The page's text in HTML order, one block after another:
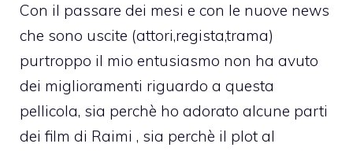
Con il passare dei mesi e con le nuove news
che sono uscite (attori,regista,trama)
purtroppo il mio entusiasmo non ha avuto
dei miglioramenti riguardo a questa
pellicola, sia perchè ho adorato alcune parti
dei film di Raimi , sia perchè il plot al